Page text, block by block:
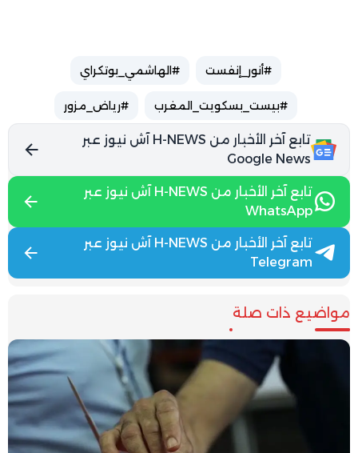
#أنور_إنفست #الهاشمي_بوتكراي
#بيست_بسكويت_المغرب #رياض_مزور
تابع آخر الأخبار من H-NEWS آش نيوز عبر
Google News
تابع آخر الأخبار من H-NEWS آش نيوز عبر
WhatsApp
تابع آخر الأخبار من H-NEWS آش نيوز عبر
Telegram
مواضيع ذات صلة